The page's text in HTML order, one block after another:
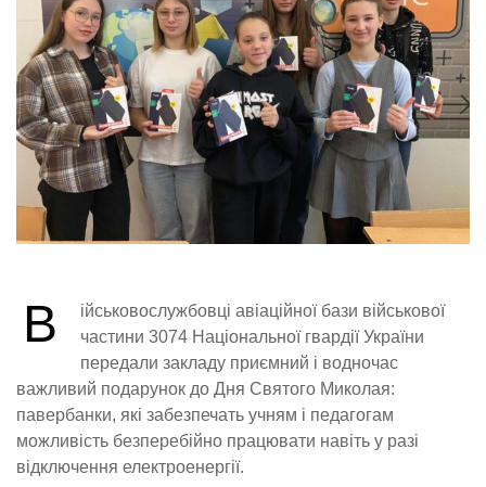
В
ійськовослужбовці авіаційної бази військової
частини 3074 Національної гвардії України
передали закладу приємний і водночас
важливий подарунок до Дня Святого Миколая:
павербанки, які забезпечать учням і педагогам
можливість безперебійно працювати навіть у разі
відключення електроенергії.